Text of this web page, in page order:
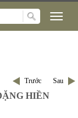
Trước Sau
HIỀN